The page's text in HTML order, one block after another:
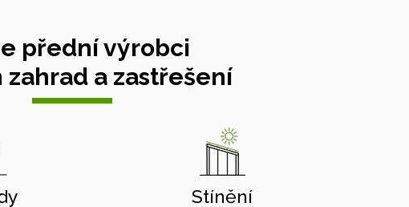
přední výrobci
zahrad a zastřešení
Stínění